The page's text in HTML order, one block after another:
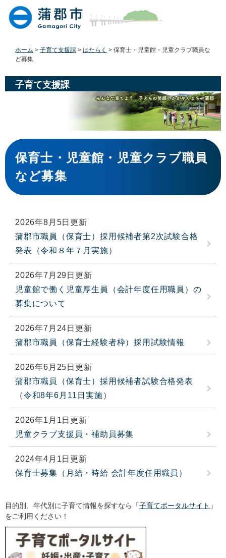
。
て
ホーム > 子育て支援課 > はたらく > 保育士・児童館・児童クラブ職員な
ど募集
子育て支援課
本
文
保育士・児童館・児童クラブ職員
など募集
2026年8月5日更新
蒲郡市職員（保育士）採用候補者第2次試験合格
発表（令和８年７月実施）
2026年7月29日更新
児童館で働く児童厚生員（会計年度任用職員）の
募集について
2026年7月24日更新
蒲郡市職員（保育士経験者枠）採用試験情報
2026年6月25日更新
蒲郡市職員（保育士）採用候補者試験合格発表
（令和8年6月11日実施）
2026年1月1日更新
児童クラブ支援員・補助員募集
2024年4月1日更新
保育士募集（月給・時給 会計年度任用職員）
目的別、年代別に子育て情報を探すなら「子育てポータルサイト 」
をご利用ください！